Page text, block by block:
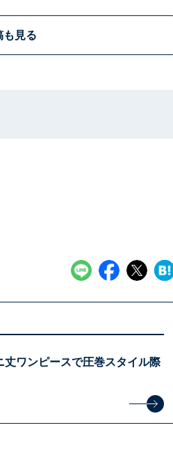
も見る
ワンピースで圧巻スタイル際